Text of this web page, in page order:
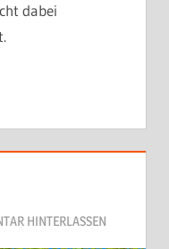
dabei
HINTERLASSEN